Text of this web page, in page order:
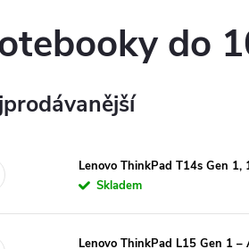
do
Lenovo ThinkPad T14s Gen
Skladem
Lenovo ThinkPad L15 Gen 1